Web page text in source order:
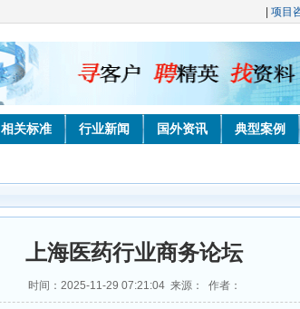
项目
相关标准 行业新闻 国外资讯 典型案例
上海医药行业商务论坛
时间：2025-11-29 07:21:04 来源： 作者：